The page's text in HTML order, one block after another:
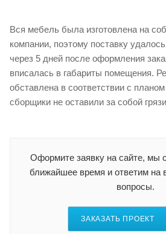
Вся мебель была изготовлена на
компании, поэтому поставку
через 5 дней после оформления
вписалась в габариты помещения.
обставлена в соответствии с
сборщики не оставили за собой
Оформите заявку на сайте, мы
ближайшее время и ответим на
вопросы.
ЗАКАЗАТЬ ПРОЕКТ